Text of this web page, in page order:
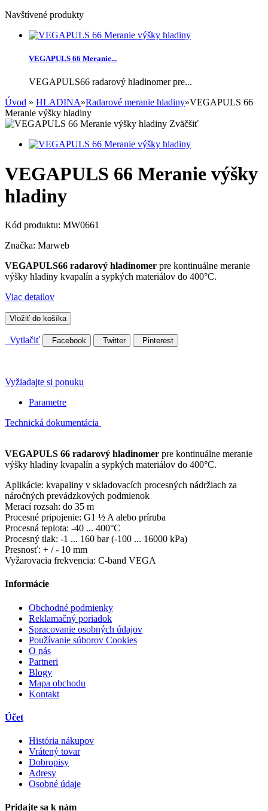
Navštívené produkty
VEGAPULS 66 Meranie...
VEGAPULS66 radarový hladinomer pre...
Úvod » HLADINA»Radarové meranie hladiny»VEGAPULS 66
Meranie výšky hladiny
Zväčšiť
VEGAPULS 66 Meranie výšky
hladiny
Kód produktu: MW0661
Značka: Marweb
VEGAPULS66 radarový hladinomer pre kontinuálne meranie
výšky hladiny kvapalín a sypkých materiálov do 400°C.
Viac detailov
Vložiť do košíka
Vytlačiť Facebook Twitter Pinterest
Vyžiadajte si ponuku
Parametre
Technická dokumentácia
VEGAPULS 66 radarový hladinomer pre kontinuálne meranie
výšky hladiny kvapalín a sypkých materiálov do 400°C.
Aplikácie: kvapaliny v skladovacích procesných nádržiach za
náročných prevádzkových podmienok
Merací rozsah: do 35 m
Procesné pripojenie: G1 ½ A alebo príruba
Procesná teplota: -40 ... 400°C
Procesný tlak: -1 ... 160 bar (-100 ... 16000 kPa)
Presnosť: + / - 10 mm
Vyžarovacia frekvencia: C-band VEGA
Informácie
Obchodné podmienky
Reklamačný poriadok
Spracovanie osobných údajov
Používanie súborov Cookies
O nás
Partneri
Blogy
Mapa obchodu
Kontakt
Účet
História nákupov
Vrátený tovar
Dobropisy
Adresy
Osobné údaje
Pridajte sa k nám